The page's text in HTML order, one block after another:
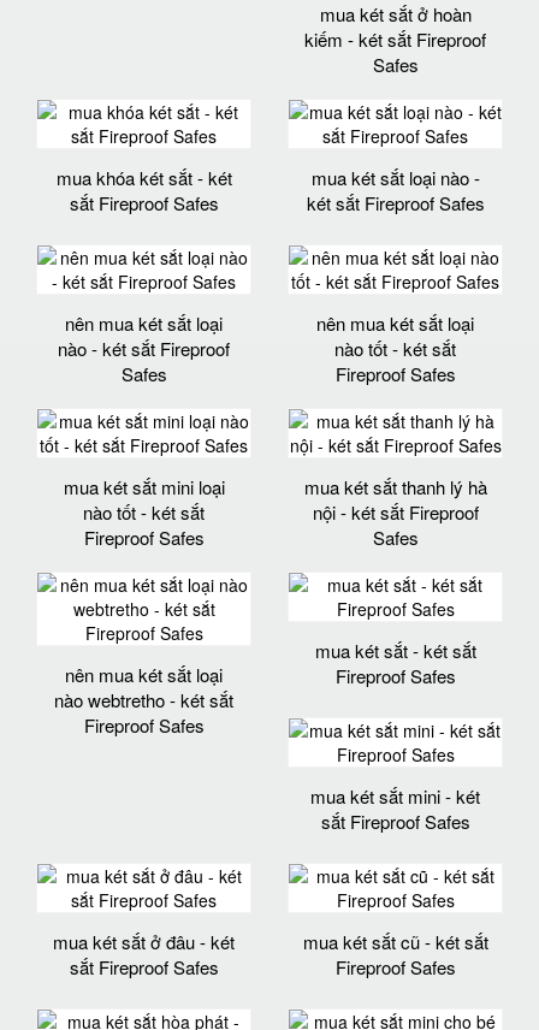
mua két sắt ở hoàn
kiếm - két sắt Fireproof
Safes
mua khóa két sắt - két
sắt Fireproof Safes
mua két sắt loại nào -
két sắt Fireproof Safes
nên mua két sắt loại
nào - két sắt Fireproof
Safes
nên mua két sắt loại
nào tốt - két sắt
Fireproof Safes
mua két sắt mini loại
nào tốt - két sắt
Fireproof Safes
mua két sắt thanh lý hà
nội - két sắt Fireproof
Safes
nên mua két sắt loại
nào webtretho - két sắt
Fireproof Safes
mua két sắt - két sắt
Fireproof Safes
mua két sắt mini - két
sắt Fireproof Safes
mua két sắt ở đâu - két
sắt Fireproof Safes
mua két sắt cũ - két sắt
Fireproof Safes